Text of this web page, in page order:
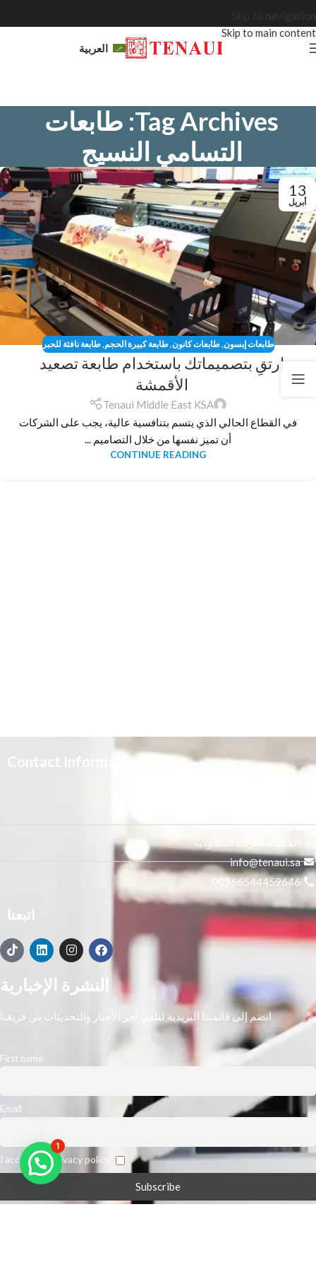
Skip to main content
العربية
Tag Archives: طابعات
التسامي النسيج
13
أبريل
طابعات إبسون ,طابعات كانون ,طابعة كبيرة الحجم ,طابعة نافثة للحبر
ارتقِ بتصميماتك باستخدام طابعة تصعيد
الأقمشة
Tenaui Middle East KSA
في القطاع الحالي الذي يتسم بتنافسية عالية، يجب على الشركات
أن تميز نفسها من خلال التصاميم ...
CONTINUE READING
Contact Information
النور, الرياض 14271,
المملكة العربية السعودية
info@tenaui.sa
00966544459646
اتبعنا
النشرة الإخبارية
انضم إلى قائمتنا البريدية لتلقي آخر الأخبار والتحديثات من فريقنا
First name
Email
1